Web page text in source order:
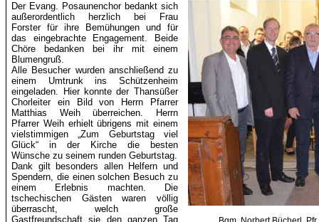
Der Evang. Posaunenchor bedankt sich
außerordentlich herzlich bei Frau
Forster für ihre Bemühungen und für
das eingebrachte Engagement. Beide
Chöre bedanken bei ihr mit einem
Blumengruß.
Alle Besucher wurden anschließend zu
einem Umtrunk ins Schützenheim
eingeladen. Hier konnte der Thansüßer
Chorleiter ein Bild von Herrn Pfarrer
Matthias Weih überreichen. Herrn
Pfarrer Weih erhielt übrigens mit einem
vielstimmigen „Zum Geburtstag viel
Glück“ in der Kirche die besten
Wünsche zu seinem runden Geburtstag.
Dank gilt besonders allen Helfern und
Spendern, die einen solchen Besuch zu
einem Erlebnis machten. Die
tschechischen Gästen waren völlig
überrascht, welch große
Gastfreundschaft sie den ganzen Tag